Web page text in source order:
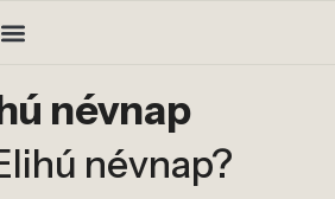
névnap
névnap?